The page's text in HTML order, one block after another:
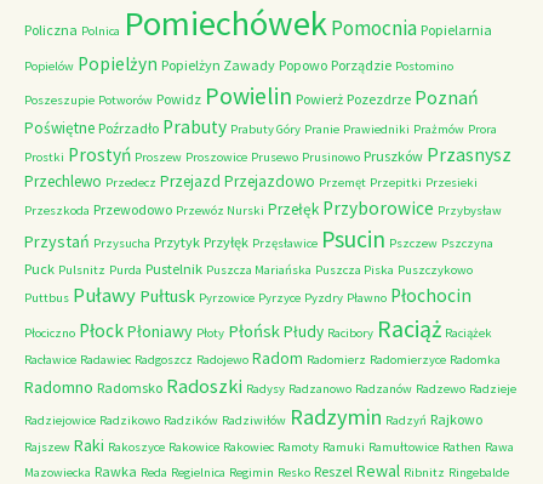
Policzna Polnica PomiechówekPomocnia Popielarnia
Popielów Popielżyn Popielżyn Zawady Popowo Porządzie Postomino
Poszeszupie Potworów Powidz Powielin Powierż Pozezdrze Poznań
Poświętne Poźrzadło Prabuty Prabuty Góry Pranie Prawiedniki Prażmów Prora
Prostki Prostyń Proszew Proszowice Prusewo Prusinowo Pruszków Przasnysz
Przechlewo Przedecz Przejazd Przejazdowo Przemęt Przepitki Przesieki
Przeszkoda Przewodowo Przewóz Nurski Przełęk Przyborowice Przybysław
Przystań Przysucha Przytyk Przyłęk Przęsławice Psucin Pszczew Pszczyna
Puck Pulsnitz Purda Pustelnik Puszcza Mariańska Puszcza Piska Puszczykowo
Puttbus Puławy Pułtusk Pyrzowice Pyrzyce Pyzdry Pławno Płochocin
Płociczno PłockPłoniawy Płoty PłońskPłudy Racibory Raciąż Raciążek
Racławice Radawiec Radgoszcz Radojewo Radom Radomierz Radomierzyce Radomka
Radomno Radomsko Radoszki Radysy Radzanowo Radzanów Radzewo Radzieje
Radziejowice Radzikowo Radzików Radziwiłów Radzymin Radzyń Rajkowo
Rajszew Raki Rakoszyce Rakowice Rakowiec Ramoty Ramuki Ramułtowice Rathen Rawa
Mazowiecka Rawka Reda Regielnica Regimin Resko Reszel Rewal Ribnitz Ringebalde